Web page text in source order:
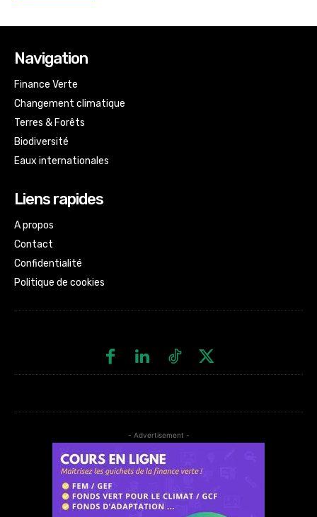
Navigation
Finance Verte
Changement climatique
Terres & Forêts
Biodiversité
Eaux internationales
Liens rapides
A propos
Contact
Confidentialité
Politique de cookies
- Advertisement -